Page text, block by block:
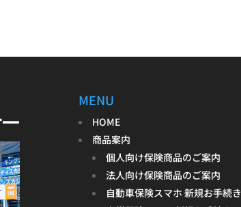
MENU
HOME
商品案内
個人向け保険商品のご案内
法人向け保険商品のご案内
自動車保険スマホ 新規お手続き